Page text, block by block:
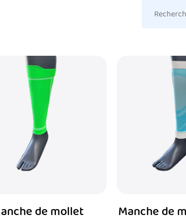
comme CrossFit, les athlètes ont
de direction rapide et des
sous forme de manches ou de gardes aident
d'Achille, leur permettant de se concentrer
du mollet jouent un rôle vital dans le
les longues randonnées ou les
de mollet
Manche de